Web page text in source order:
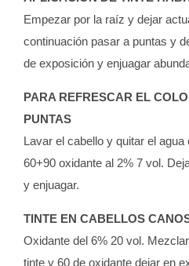
Empezar por la raíz y dejar
continuación pasar a puntas y
de exposición y enjuagar
PARA REFRESCAR EL
PUNTAS
Lavar el cabello y quitar el
60+90 oxidante al 2% 7 vol.
y enjuagar.
TINTE EN CABELLOS
Oxidante del 6% 20 vol.
tinte y 60 de oxidante dejar en